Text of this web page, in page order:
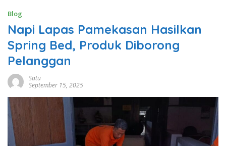
Blog
Napi Lapas Pamekasan Hasilkan
Spring Bed, Produk Diborong
Pelanggan
Satu
September 15, 2025